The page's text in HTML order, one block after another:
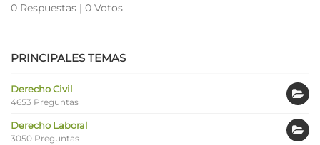
0 Respuestas | 0 Votos
PRINCIPALES TEMAS
Derecho Civil
4653 Preguntas
Derecho Laboral
3050 Preguntas